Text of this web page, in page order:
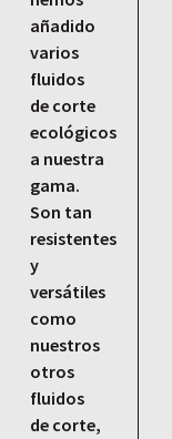
añadido
varios
fluidos
de corte
ecológicos
a nuestra
gama.
Son tan
resistentes
y
versátiles
como
nuestros
otros
fluidos
de corte,